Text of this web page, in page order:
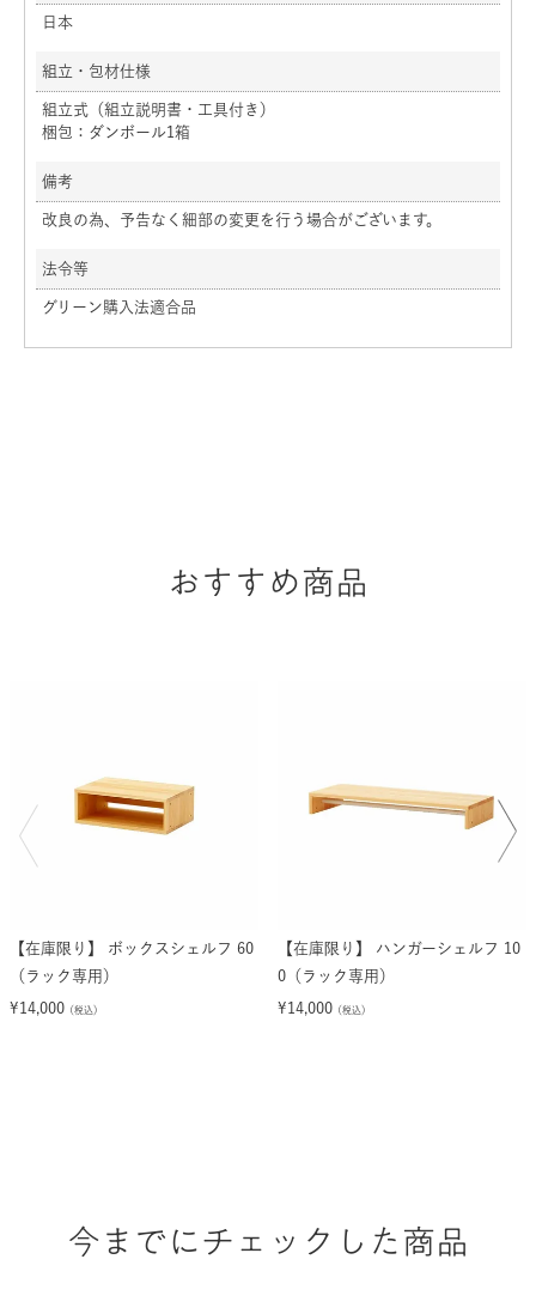
日本
組立・包材仕様
組立式（組立説明書・工具付き）
梱包：ダンボール1箱
備考
改良の為、予告なく細部の変更を行う場合がございます。
法令等
グリーン購入法適合品
おすすめ商品
【在庫限り】 ボックスシェルフ 60
（ラック専用）
¥14,000 （税込）
【在庫限り】 ハンガーシェルフ 10
0（ラック専用）
¥14,000 （税込）
今までにチェックした商品